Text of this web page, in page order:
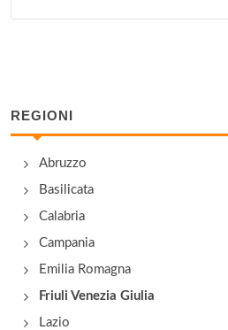
REGIONI
Abruzzo
Basilicata
Calabria
Campania
Emilia Romagna
Friuli Venezia Giulia
Lazio